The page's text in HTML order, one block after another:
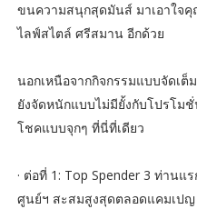
ขนความสนุกสุดมันส์ มาเอาใจ
ไลฟ์สไตล์ ศรีสมาน อีกด้วย
นอกเหนือจากกิจกรรมแบบจัดเ
ยังจัดหนักแบบไม่มียั้งกับโปรโม
โชคแบบจุกๆ ที่นี่ที่เดียว
· ต่อที่ 1: Top Spender 3 ท่าน
ศูนย์ฯ สะสมสูงสุดตลอดแคมเป